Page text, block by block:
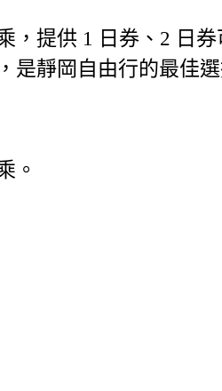
，提供 1 日券、2 日
是靜岡自由行的最佳選
。